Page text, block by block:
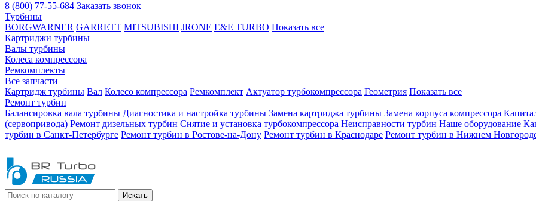
8 (800) 77-55-684 Заказать звонок
Турбины
BORGWARNER GARRETT MITSUBISHI JRONE E&E TURBO Показать все
Картриджи турбины
Валы турбины
Колеса компрессора
Ремкомплекты
Все запчасти
Картридж турбины Вал Колесо компрессора Ремкомплект Актуатор турбокомпрессора Геометрия Показать все
Ремонт турбин
Балансировка вала турбины Диагностика и настройка турбины Замена картриджа турбины Замена корпуса компрессора
(сервопривода) Ремонт дизельных турбин Снятие и установка турбокомпрессора Неисправности турбин Наше оборудование
турбин в Санкт-Петербурге Ремонт турбин в Ростове-на-Дону Ремонт турбин в Краснодаре Ремонт турбин в Нижнем
Искать